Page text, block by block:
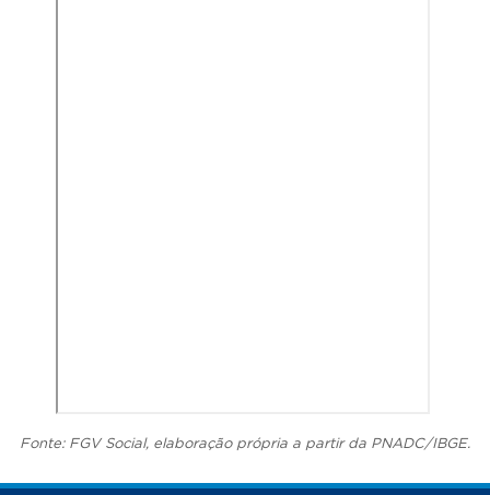
Fonte: FGV Social, elaboração própria a partir da PNADC/IBGE.